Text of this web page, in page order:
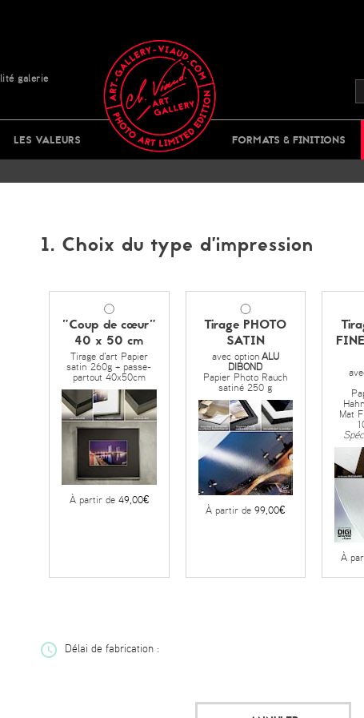
galerie
LES VALEURS FORMATS & FINITIONS
1. Choix du type d’impression
"Coup de cœur"
40 x 50 cm
Tirage d'art Papier
satin 260g + passe-
partout 40x50cm
À partir de 49,00€
Tirage PHOTO
SATIN
avec option ALU
DIBOND
Papier Photo Rauch
satiné 250 g
À partir de99,00€
Mat
À
Délai de fabrication :